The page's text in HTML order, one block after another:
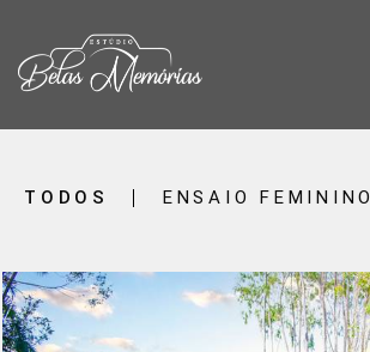
TODOS ENSAIO FEMININO